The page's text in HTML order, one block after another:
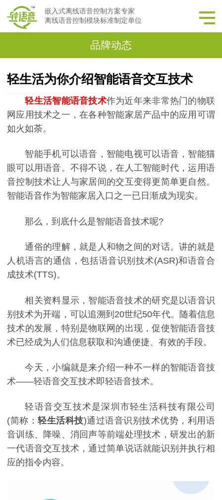
嵌入式离线语音控制方案专家
离线语音控制模块标准制定单位
品牌动态
轻生活为你介绍智能语音交互技术
轻生活智能语音技术作为近年来非常热门的物联
网应用技术之一，在各种智能家居产品中的应用可谓
如火如荼。
智能手机可以语音，智能电视可以语音，智能猫
眼可以用语音。不得不说，在人工智能时代，运用语
音控制技术让人与家居间的交互变得更简单更自然。
智能语音作为智能家居入口之一已日渐成为现实。
那么，到底什么是智能语音技术呢?
通俗的理解，就是人和物之间的对话。讲的就是
人机语言的通信，包括语音识别技术(ASR)和语音合
成技术(TTS)。
相关资料显示，智能语音技术的研究是以语音识
别技术为开端，可以追溯到20世纪50年代。随着信息
技术的发展，特别是物联网的出现，促使智能语音技
术已经成为人们信息获取和沟通便捷、有效的手段。
今天，小编就是来介绍一种不一样的智能语音技
术——轻语音交互技术即轻语音技术。
轻语音交互技术是深圳市轻生活科技有限公司
(简称：轻生活科技)通过语音识别技术优势，利用语
音训练、降噪、消回声等前端处理技术，研发出的新
一代语音交互技术，通过简单说话就能识别并执行相
应的指令内容。